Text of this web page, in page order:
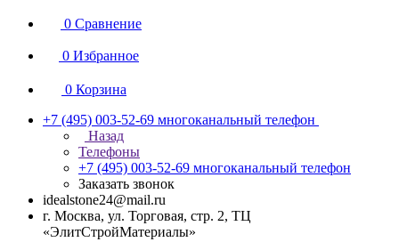
0 Сравнение
0 Избранное
0 Корзина
+7 (495) 003-52-69 многоканальный телефон
Назад
Телефоны
+7 (495) 003-52-69 многоканальный телефон
Заказать звонок
idealstone24@mail.ru
г. Москва, ул. Торговая, стр. 2, ТЦ
«ЭлитСтройМатериалы»